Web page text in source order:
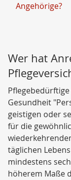
Angehörige?
Wer hat
Gesundheit
geistigen oder
für die
täglichen
mindestens
höherem Maße